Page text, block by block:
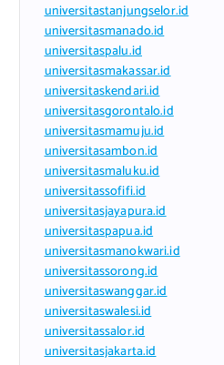
universitastanjungselor.id
universitasmanado.id
universitaspalu.id
universitasmakassar.id
universitaskendari.id
universitasgorontalo.id
universitasmamuju.id
universitasambon.id
universitasmaluku.id
universitassofifi.id
universitasjayapura.id
universitaspapua.id
universitasmanokwari.id
universitassorong.id
universitaswanggar.id
universitaswalesi.id
universitassalor.id
universitasjakarta.id